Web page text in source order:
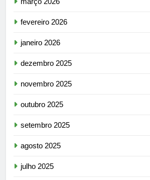
fevereiro 2026
janeiro 2026
dezembro 2025
novembro 2025
outubro 2025
setembro 2025
agosto 2025
julho 2025